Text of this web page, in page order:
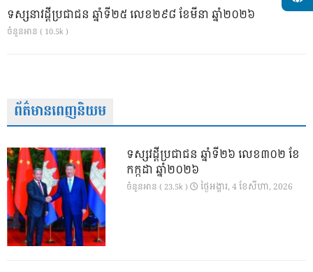
ទស្សនាវដ្ដីប្រជាជន ឆ្នាំទី២៥ លេខ២៩៨ ខែមីនា ឆ្នាំ២០២៦
ចំនួនអាន ( 10.5k )
ព័ត៌មានពេញនិយម
ទស្សវដ្តីប្រជាជន ឆ្នាំទី២៦ លេខ៣០២ ខែ
កក្កដា ឆ្នាំ២០២៦
ចំនួនអាន ( 23.5k ) ថ្ងៃ​អង្គារ, 4 ខែ​សីហា, 2026